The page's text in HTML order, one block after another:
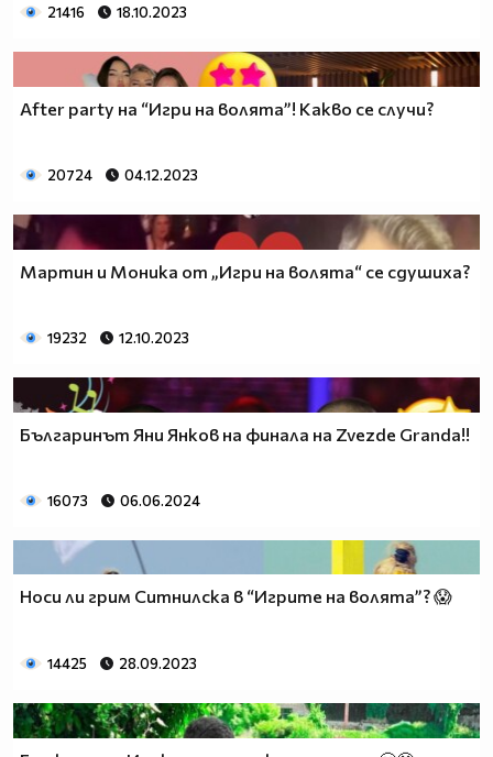
21416 18.10.2023
After party на “Игри на волята”! Какво се случи?
20724 04.12.2023
Мартин и Моника от „Игри на волята“ се сдушиха?
19232 12.10.2023
Българинът Яни Янков на финала на Zvezde Grandа!!
16073 06.06.2024
Носи ли грим Ситнилска в “Игрите на волята”? 😱
14425 28.09.2023